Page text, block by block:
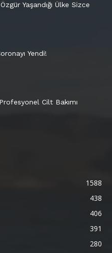
Yaşandığı Ülke Sizce
Yendi!
Cilt Bakımı
1588
438
406
391
280